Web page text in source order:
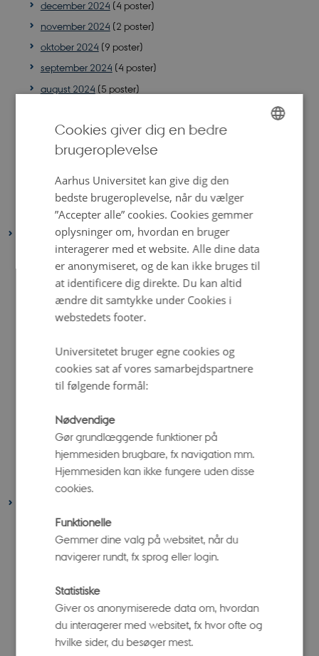
december 2024 (4 poster)
november 2024 (2 poster)
oktober 2024 (9 poster)
september 2024 (4 poster)
august 2024 (5 poster)
juni 2024(4 poster)
maj 2024(5 poster)
marts 2024
(5 poster)
januar 2024(4 poster)
december 2023 (5 poster)
november 2023
(5 poster)
oktober 2023(9 poster)
september 2023(8 poster)
juli 2023(2 poster)
juni 2023 (6 poster)
april 2023(6 poster)
marts 2023(11 poster)
februar 2023(3 poster)
januar 2023
december 2022(6 poster)
november 2022(7 poster)
oktober 2022
(5 poster)
august 2022(6 poster)
juni 2022(5 poster)
maj 2022(4 poster)
april 2022 (1 post)
Cookies giver dig en bedre
brugeroplevelse
Aarhus Universitet kan give dig den
bedste brugeroplevelse, når du vælger
”Accepter alle” cookies. Cookies gemmer
oplysninger om, hvordan en bruger
interagerer med et website. Alle dine data
er anonymiseret, og de kan ikke bruges til
at identificere dig direkte. Du kan altid
ændre dit samtykke under Cookies i
webstedets footer.
Universitetet bruger egne cookies og
cookies sat af vores samarbejdspartnere
til følgende formål:
Nødvendige
Gør grundlæggende funktioner på
hjemmesiden brugbare, fx navigation mm.
Hjemmesiden kan ikke fungere uden disse
cookies.
Funktionelle
Gemmer dine valg på websitet, når du
navigerer rundt, fx sprog eller login.
Statistiske
Giver os anonymiserede data om, hvordan
du interagerer med websitet, fx hvor ofte og
hvilke sider, du besøger mest.